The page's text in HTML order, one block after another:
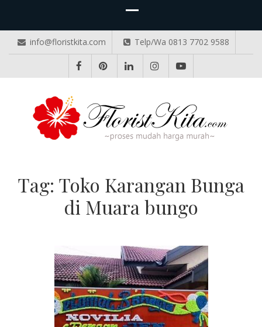
info@floristkita.com Telp/Wa 0813 7702 9588
Tag: Toko Karangan Bunga
di Muara bungo